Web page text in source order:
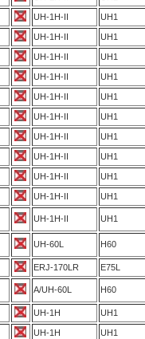
UH-1H-II UH1
UH-1H-II UH1
UH-1H-II UH1
UH-1H-II UH1
UH-1H-II UH1
UH-1H-II UH1
UH-1H-II UH1
UH-1H-II UH1
UH-1H-II UH1
UH-1H-II UH1
UH-1H-II UH1
UH-60L H60
ERJ-170LR E75L
A/UH-60L H60
UH-1H UH1
UH-1H UH1